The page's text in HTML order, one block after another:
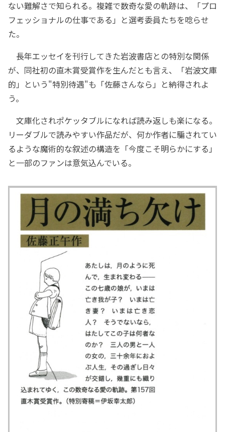
ない難解さで知られる。複雑で数奇な愛の軌跡は、「プロ
フェッショナルの仕事である」と選考委員たちを唸らせ
た。
長年エッセイを刊行してきた岩波書店との特別な関係
が、同社初の直木賞受賞作を生んだとも言え、「岩波文庫
的」という"特別待遇"も「佐藤さんなら」と納得されよ
う。
文庫化されポケッタブルになれば読み返しも楽になる。
リーダブルで読みやすい作品だが、何か作者に騙されてい
るような魔術的な叙述の構造を「今度こそ明らかにする」
と一部のファンは意気込んでいる。